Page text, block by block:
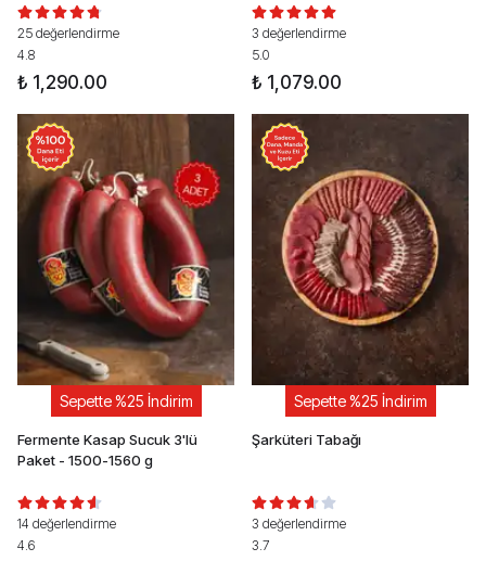
25 değerlendirme
4.8
₺ 1,290.00
3 değerlendirme
5.0
₺ 1,079.00
Sepette %25 İndirim
Fermente Kasap Sucuk 3'lü
Paket - 1500-1560 g
14 değerlendirme
4.6
Sepette %25 İndirim
Şarküteri Tabağı
3 değerlendirme
3.7